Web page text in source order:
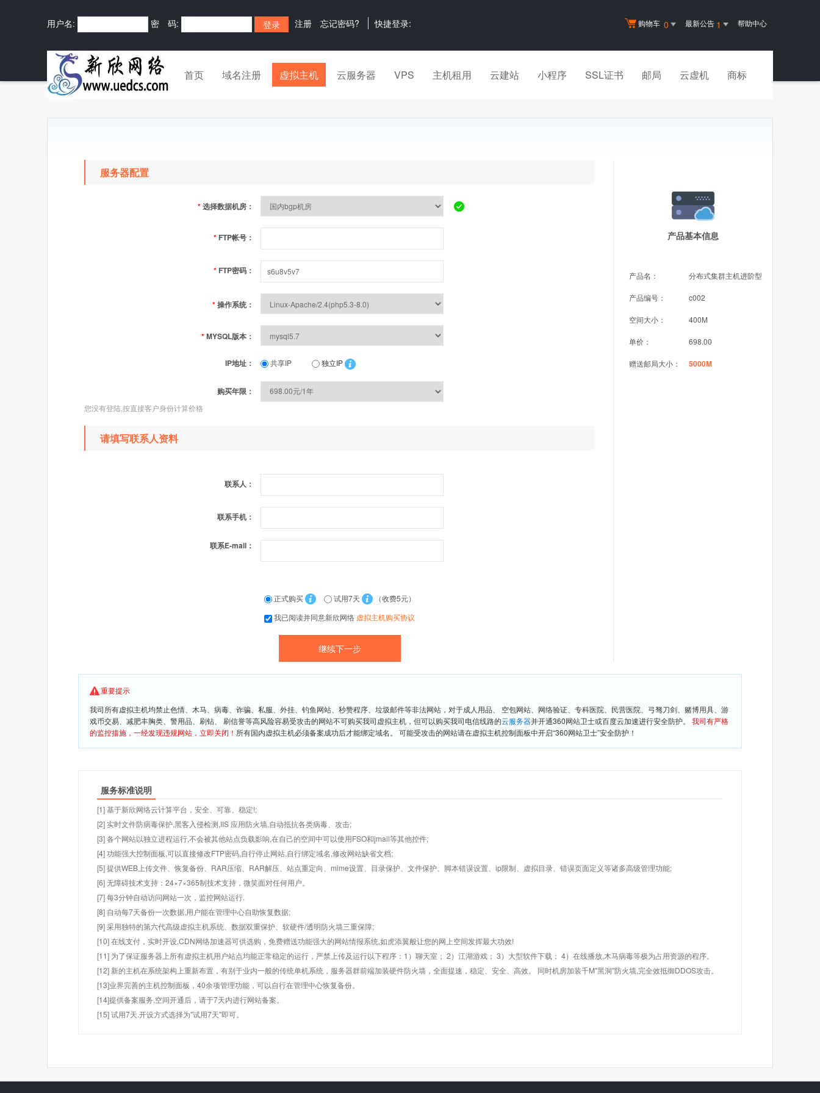
购物车 0 最新公告 1 帮助中心
用户名: 密 码: 注册 忘记密码? 快捷登录:
首页 域名注册 虚拟主机 云服务器 VPS 主机租用 云建站 小程序 SSL证书 邮局 云虚机 商标
产品基本信息
产品名： 分布式集群主机进阶型
产品编号： c002
空间大小： 400M
单价： 698.00
赠送邮局大小： 5000M
服务器配置
*选择数据机房：
* FTP帐号：
* FTP密码：
*操作系统：
*MYSQL版本：
IP地址： 共享IP 独立IP
购买年限：
您没有登陆,按直接客户身份计算价格
请填写联系人资料
联系人：
联系手机：
联系E-mail：
正式购买 试用7天
（收费5元）
我已阅读并同意新欣网络 虚拟主机购买协议
重要提示
我司所有虚拟主机均禁止色情、木马、病毒、诈骗、私服、外挂、钓鱼网站、秒赞程序、垃圾邮件等非法网站，对于成人用品、 空包网站、网络验证、专科医院、民营医院、弓驽刀剑、赌博用具、游
戏币交易、减肥丰胸类、警用品、刷钻、 刷信誉等高风险容易受攻击的网站不可购买我司虚拟主机，但可以购买我司电信线路的云服务器并开通360网站卫士或百度云加速进行安全防护。 我司有严格
的监控措施，一经发现违规网站，立即关闭！ 所有国内虚拟主机必须备案成功后才能绑定域名。 可能受攻击的网站请在虚拟主机控制面板中开启“360网站卫士”安全防护！
服务标准说明
[1] 基于新欣网络云计算平台，安全、可靠、稳定!;
[2] 实时文件防病毒保护,黑客入侵检测,IIS 应用防火墙,自动抵抗各类病毒、攻击;
[3] 各个网站以独立进程运行,不会被其他站点负载影响,在自己的空间中可以使用FSO和jmail等其他控件;
[4] 功能强大控制面板,可以直接修改FTP密码,自行停止网站,自行绑定域名,修改网站缺省文档;
[5] 提供WEB上传文件、恢复备份、RAR压缩、RAR解压、站点重定向、mime设置、目录保护、文件保护、脚本错误设置、ip限制、虚拟目录、错误页面定义等诸多高级管理功能;
[6] 无障碍技术支持：24×7×365制技术支持，微笑面对任何用户。
[7] 每3分钟自动访问网站一次，监控网站运行.
[8] 自动每7天备份一次数据,用户能在管理中心自助恢复数据;
[9] 采用独特的第六代高级虚拟主机系统、数据双重保护、软硬件/透明防火墙三重保障;
[10] 在线支付，实时开设,CDN网络加速器可供选购，免费赠送功能强大的网站情报系统,如虎添翼般让您的网上空间发挥最大功效!
[11] 为了保证服务器上所有虚拟主机用户站点均能正常稳定的运行，严禁上传及运行以下程序：1）聊天室； 2）江湖游戏； 3）大型软件下载； 4）在线播放,木马病毒等极为占用资源的程序。
[12] 新的主机在系统架构上重新布置，有别于业内一般的传统单机系统，服务器群前端加装硬件防火墙，全面提速，稳定、安全、高效。 同时机房加装千M"黑洞"防火墙,完全效抵御DDOS攻击。
[13]业界完善的主机控制面板，40余项管理功能，可以自行在管理中心恢复备份。
[14]提供备案服务,空间开通后，请于7天内进行网站备案。
[15] 试用7天.开设方式选择为"试用7天"即可。